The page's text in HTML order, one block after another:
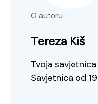
O autoru
Tereza Kiš
Tvoja
Savjetnica od